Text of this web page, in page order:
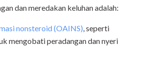
dan meredakan keluhan adalah:
nonsteroid (OAINS), seperti
mengobati peradangan dan nyeri